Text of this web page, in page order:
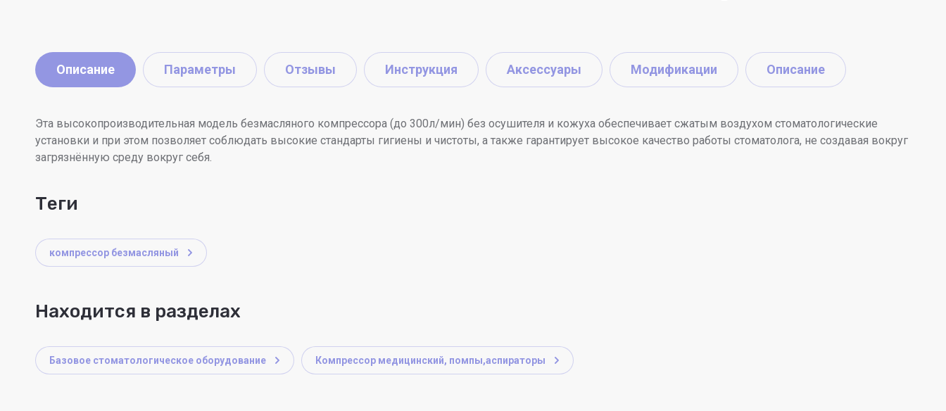
Описание Параметры Отзывы Инструкция Аксессуары Модификации Описание
Эта высокопроизводительная модель безмасляного компрессора (до 300л/мин) без осушителя и кожуха обеспечивает сжатым воздухом стоматологические
установки и при этом позволяет соблюдать высокие стандарты гигиены и чистоты, а также гарантирует высокое качество работы стоматолога, не создавая вокруг
загрязнённую среду вокруг себя.
теги
компрессор безмасляный
Находится в разделах
Базовое стоматологическое оборудование Компрессор медицинский, помпы,аспираторы